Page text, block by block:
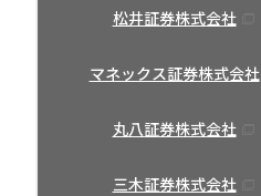
松井証券株式会社
マネックス証券株式会社
丸八証券株式会社
三木証券株式会社